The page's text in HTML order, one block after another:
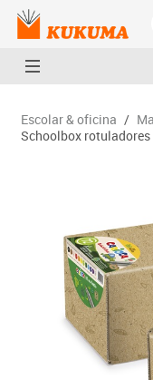
Escolar & oficina /
Schoolbox